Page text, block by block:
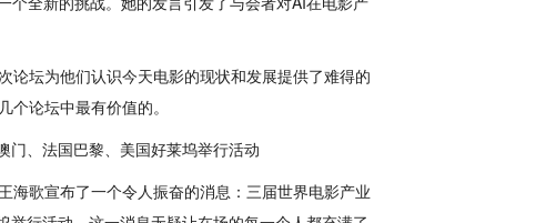
论坛为他们认识今天电影的现状和发展提供了难得的
论坛中最有价值的。
门、法国巴黎、美国好莱坞举行活动
海歌宣布了一个令人振奋的消息：三届世界电影产业